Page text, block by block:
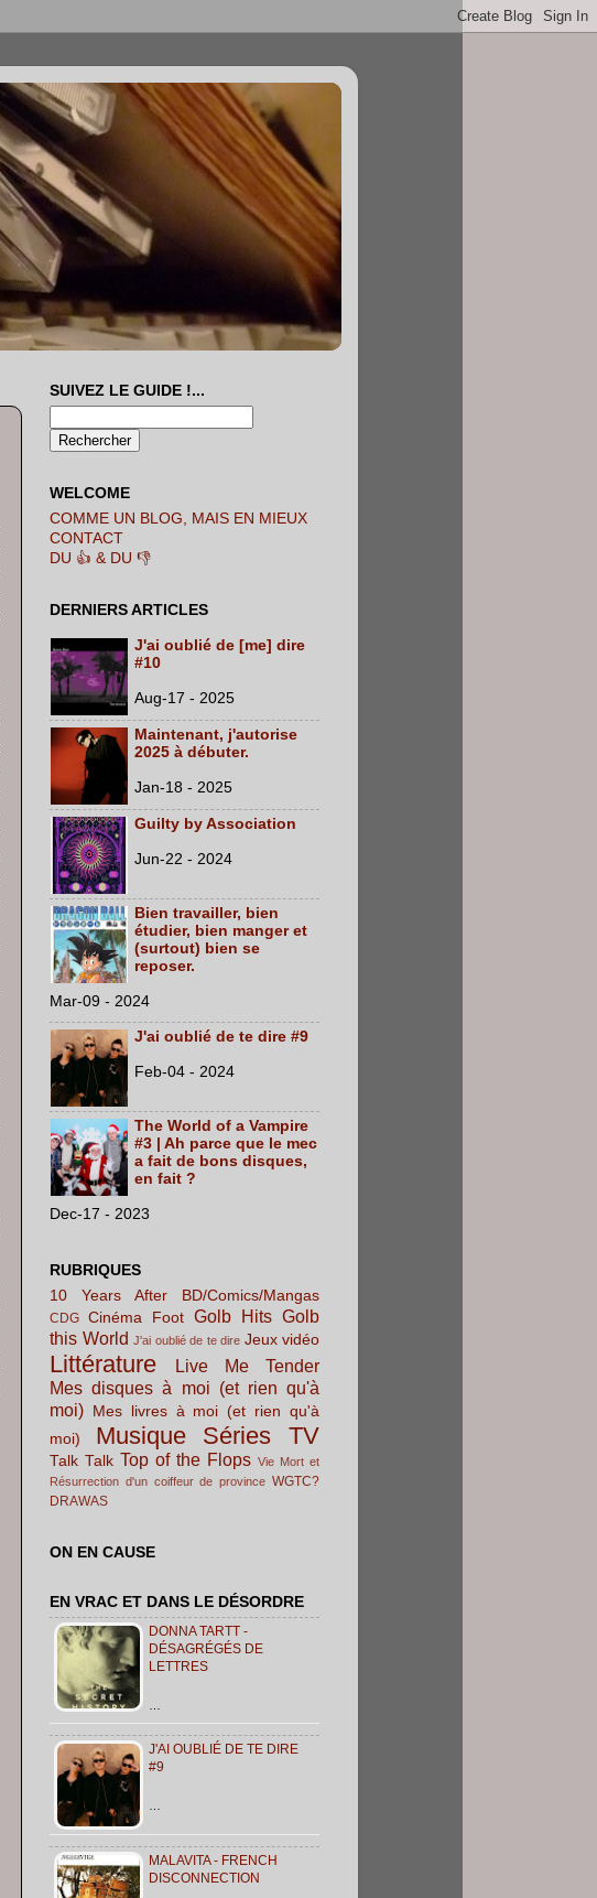
SUIVEZ LE GUIDE !...
WELCOME
COMME UN BLOG, MAIS EN MIEUX
CONTACT
DU 👍 & DU 👎
DERNIERS ARTICLES
J'ai oublié de [me] dire
#10
Aug-17 - 2025
Maintenant, j'autorise
2025 à débuter.
Jan-18 - 2025
Guilty by Association
Jun-22 - 2024
Bien travailler, bien
étudier, bien manger et
(surtout) bien se
reposer.
Mar-09 - 2024
J'ai oublié de te dire #9
Feb-04 - 2024
The World of a Vampire
#3 | Ah parce que le mec
a fait de bons disques,
en fait ?
Dec-17 - 2023
RUBRIQUES
10 Years After
BD/Comics/Mangas
CDG Cinéma Foot Golb Hits Golb
this World J'ai oublié de te dire Jeux vidéo
Littérature
Live Me Tender
Mes disques à moi (et rien qu'à
moi) Mes livres à moi (et rien qu'à
moi)
Musique Séries TV
Talk Talk Top of the Flops Vie Mort et
Résurrection d'un coiffeur de province WGTC?
DRAWAS
ON EN CAUSE
EN VRAC ET DANS LE DÉSORDRE
DONNA TARTT -
DÉSAGRÉGÉS DE
LETTRES
J'AI OUBLIÉ DE TE DIRE
#9
MALAVITA - FRENCH
DISCONNECTION